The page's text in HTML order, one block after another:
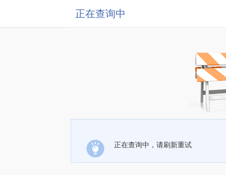
正在查询中
正在查询中，请刷新重试